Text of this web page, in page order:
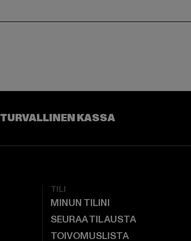
TURVALLINEN KASSA
TILI
MINUN TILINI
SEURAA TILAUSTA
TOIVOMUSLISTA